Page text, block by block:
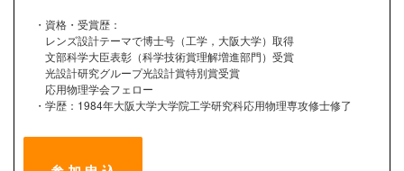
・資格・受賞歴：
レンズ設計テーマで博士号（工学，大阪大学）取得
文部科学大臣表彰（科学技術賞理解増進部門）受賞
光設計研究グループ光設計賞特別賞受賞
応用物理学会フェロー
・学歴：1984年大阪大学大学院工学研究科応用物理専攻修士修了